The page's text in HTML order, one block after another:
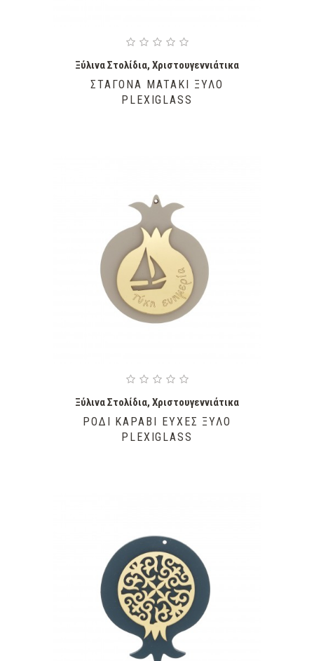
Ξύλινα Στολίδια, Χριστουγεννιάτικα
ΣΤΑΓΌΝΑ ΜΑΤΆΚΙ ΞΎΛΟ
PLEXIGLASS
Ξύλινα Στολίδια, Χριστουγεννιάτικα
ΡΌΔΙ ΚΑΡΆΒΙ ΕΥΧΈΣ ΞΎΛΟ
PLEXIGLASS